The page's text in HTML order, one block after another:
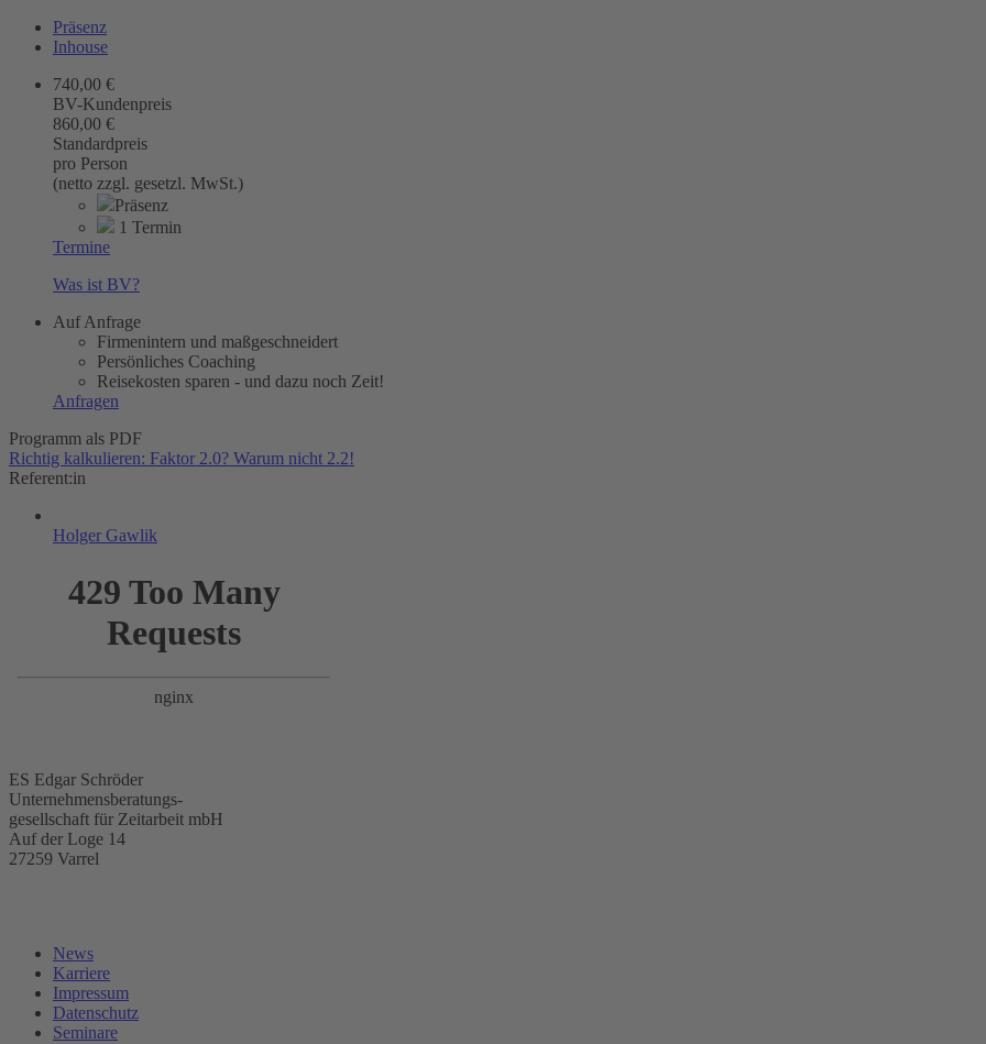
Präsenz
Inhouse
740,00 €
BV-Kundenpreis
860,00 €
Standardpreis
pro Person
(netto zzgl. gesetzl. MwSt.)
Präsenz
1 Termin
Termine
Was ist BV?
Auf Anfrage
Firmenintern und maßgeschneidert
Persönliches Coaching
Reisekosten sparen - und dazu noch Zeit!
Anfragen
Programm als PDF
Richtig kalkulieren: Faktor 2.0? Warum nicht 2.2!
Referent:in
Holger Gawlik
ES Edgar Schröder
Unternehmensberatungs-
gesellschaft für Zeitarbeit mbH
Auf der Loge 14
27259 Varrel
News
Karriere
Impressum
Datenschutz
Seminare